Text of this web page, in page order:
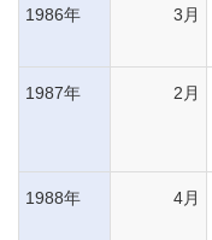
1986年 3月
1987年 2月
1988年 4月